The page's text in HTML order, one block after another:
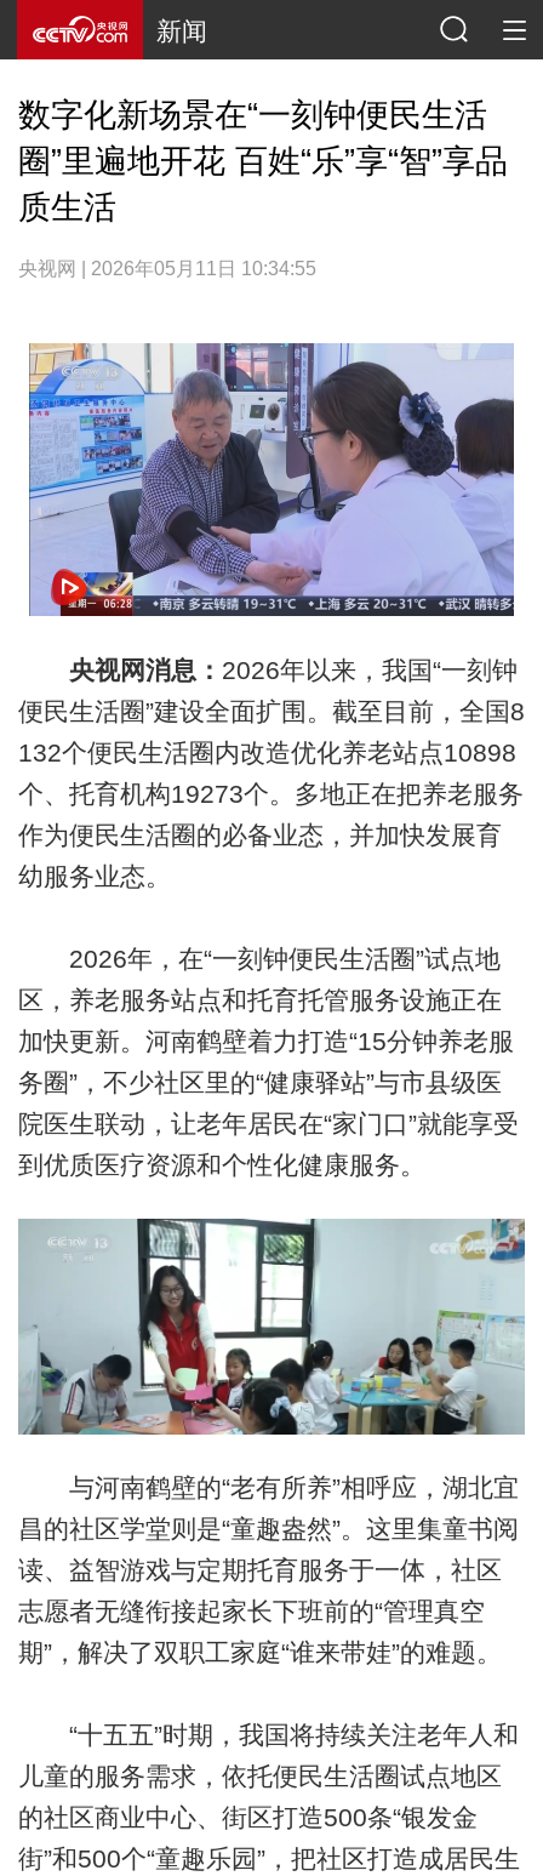
新闻
数字化新场景在“一刻钟便民生活
圈”里遍地开花 百姓“乐”享“智”享品
质生活
央视网 | 2026年05月11日 10:34:55
央视网消息： 2026年以来，我国“一刻钟
便民生活圈”建设全面扩围。截至目前，全国8
132个便民生活圈内改造优化养老站点10898
个、托育机构19273个。多地正在把养老服务
作为便民生活圈的必备业态，并加快发展育
幼服务业态。
2026年，在“一刻钟便民生活圈”试点地
区，养老服务站点和托育托管服务设施正在
加快更新。河南鹤壁着力打造“15分钟养老服
务圈”，不少社区里的“健康驿站”与市县级医
院医生联动，让老年居民在“家门口”就能享受
到优质医疗资源和个性化健康服务。
与河南鹤壁的“老有所养”相呼应，湖北宜
昌的社区学堂则是“童趣盎然”。这里集童书阅
读、益智游戏与定期托育服务于一体，社区
志愿者无缝衔接起家长下班前的“管理真空
期”，解决了双职工家庭“谁来带娃”的难题。
“十五五”时期，我国将持续关注老年人和
儿童的服务需求，依托便民生活圈试点地区
的社区商业中心、街区打造500条“银发金
街”和500个“童趣乐园”，把社区打造成居民生